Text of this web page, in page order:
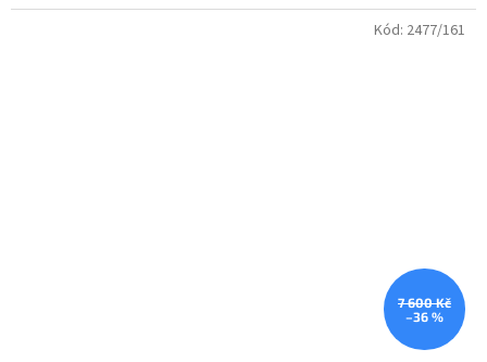
7 600 Kč
–36 %
Kód: 2477/161